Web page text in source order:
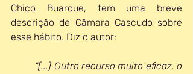
Chico Buarque, tem uma breve
descrição de Câmara Cascudo sobre
esse hábito. Diz o autor:
"[...] Outro recurso muito eficaz, o